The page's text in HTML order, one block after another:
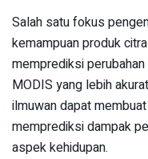
Salah satu fokus
kemampuan produk
memprediksi
MODIS yang lebih
ilmuwan dapat
memprediksi dampak
aspek kehidupan.